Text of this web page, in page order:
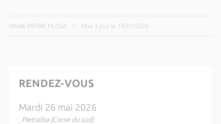
MARIE-PIERRE FILOSA Mise à jour le 19/01/2026
RENDEZ-VOUS
Mardi 26 mai 2026
, Pietralba (Corse du sud)